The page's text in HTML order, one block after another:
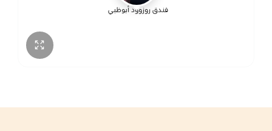
فندق روزوود أبوظبي